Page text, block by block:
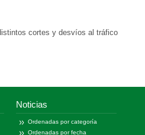
cortes y desvíos al tráfico
Noticias
Ordenadas por categoría
Ordenadas por fecha